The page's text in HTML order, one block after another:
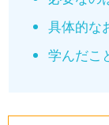
具体的な
学んだこ